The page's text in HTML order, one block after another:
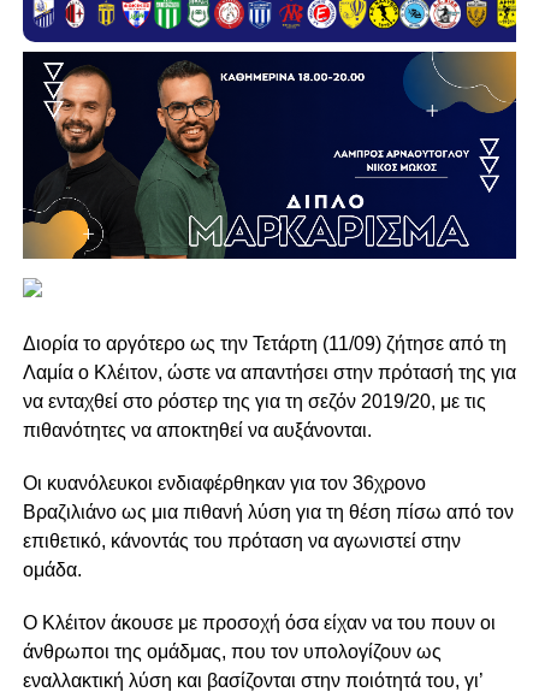
Διορία το αργότερο ως την Τετάρτη (11/09) ζήτησε από τη
Λαμία ο Κλέιτον, ώστε να απαντήσει στην πρότασή της για
να ενταχθεί στο ρόστερ της για τη σεζόν 2019/20, με τις
πιθανότητες να αποκτηθεί να αυξάνονται.
Οι κυανόλευκοι ενδιαφέρθηκαν για τον 36χρονο
Βραζιλιάνο ως μια πιθανή λύση για τη θέση πίσω από τον
επιθετικό, κάνοντάς του πρόταση να αγωνιστεί στην
ομάδα.
Ο Κλέιτον άκουσε με προσοχή όσα είχαν να του πουν οι
άνθρωποι της ομάδμας, που τον υπολογίζουν ως
εναλλακτική λύση και βασίζονται στην ποιότητά του, γι’